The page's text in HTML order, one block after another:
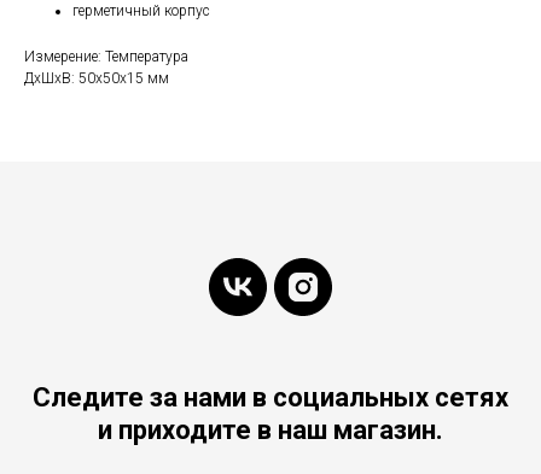
герметичный корпус
Измерение: Температура
ДxШxВ: 50x50x15 мм
Следите за нами в социальных сетях
и приходите в наш магазин.